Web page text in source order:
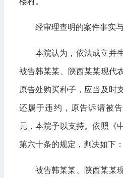
经审理查明的案件事实
本院认为，依法成立并
被告韩某某、陕西某某现代
原告处购买种子，应当及时
还属于违约，原告诉请被
元，本院予以支持。依照《
第六十条的规定，判决如下：
被告韩某某、陕西某某